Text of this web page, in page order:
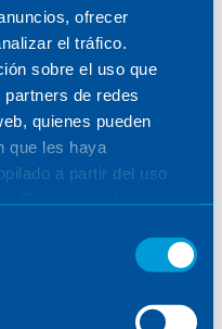
ofrecer
el tráfico.
sobre el uso que
de redes
quienes pueden
que les haya
a partir del uso
especializada en
así el segundo
Tecnológico
la principal
tras recibir una
euros dentro del
del 50% del